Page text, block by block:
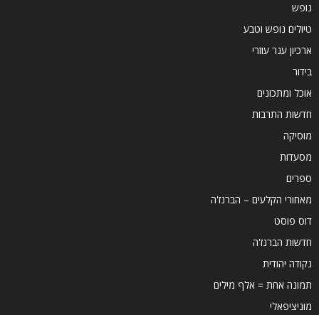
נופש
טיולים נופש וטבע
ארכיון ענר עוזרי
בידור
אוכל ומתכונים
חדשות התרבות
מוסיקה
מסעדות
ספרים
מאחורי הקלעים – הברנז'ה
דוס פוסט
חדשות הברנז'ה
נקודה יהודית
תמונה אחת = אלף מילים
מוניציפאלי